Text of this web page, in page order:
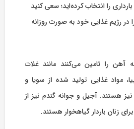
را انتخاب کرده‌اید؛ سعی کنید
در رژیم غذایی خود به صورت روزانه
آهن را تامین می‌کنند مانند غلات
مواد غذایی تولید شده از سویا و
هستند. آجیل و جوانه گندم نیز از
زنان باردار گیاهخوار هستند.